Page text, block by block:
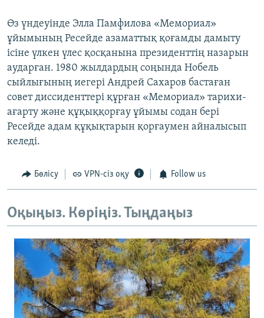
Өз үндеуінде Элла Памфилова «Мемориал»
ұйымының Ресейде азаматтық қоғамды дамыту
ісіне үлкен үлес қосқанына президенттің назарын
аударған. 1980 жылдардың соңында Нобель
сыйлығының иегері Андрей Сахаров бастаған
совет диссиденттері құрған «Мемориал» тарихи-
ағарту және құқыққорғау ұйымы содан бері
Ресейде адам құқықтарын қорғаумен айналысып
келеді.
Бөлісу VPN-сіз оқу Follow us
Оқыңыз. Көріңіз. Тыңдаңыз